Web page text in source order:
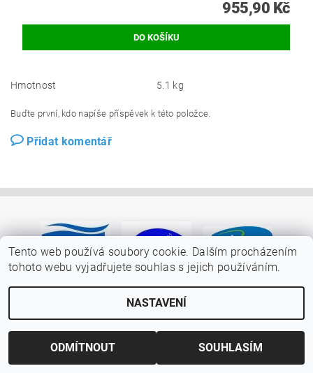
955,90 Kč
Hmotnost 5.1 kg
Buďte první, kdo napíše příspěvek k této položce.
Přidat komentář
Tento web používá soubory cookie. Dalším procházením
tohoto webu vyjadřujete souhlas s jejich používáním.
NASTAVENÍ
ODMÍTNOUT SOUHLASÍM